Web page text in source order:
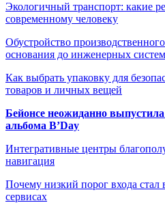
Экологичный транспорт: какие
современному человеку
Обустройство
основания до инженерных систем
Как выбрать упаковку для
товаров и личных вещей
Бейонсе неожиданно
альбома B’Day
Интегративные центры
навигация
Почему низкий порог входа
сервисах